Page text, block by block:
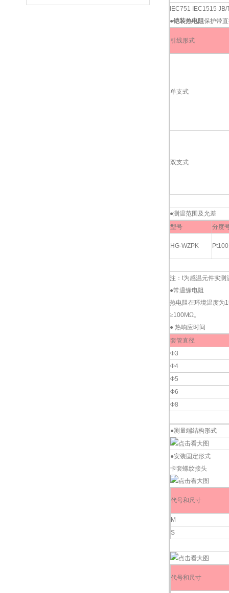
IEC751 IEC1515
●铠装热电阻保护带
引线形式
单支式
双支式
●测温范围及允差
型号
分度
HG-WZPK Pt100
注： t为感温元件实测
●常温缘电阻
热电阻在环境温度为
≥100MΩ。
● 热响应时间
套管直径
Φ3
Φ4
Φ5
Φ6
Φ8
●测量端结构形式
●安装固定形式
卡套螺纹接头
代号和尺寸
M
S
代号和尺寸